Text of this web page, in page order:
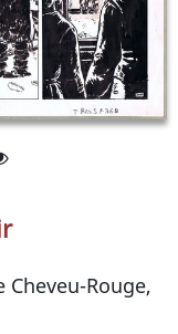
Cheveu-Rouge,